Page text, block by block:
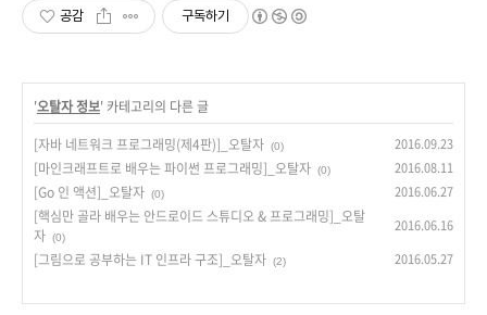
공감 구독하기
'오탈자 정보' 카테고리의 다른 글
[자바 네트워크 프로그래밍(제4판)]_오탈자 (0) 2016.09.23
[마인크래프트로 배우는 파이썬 프로그래밍]_오탈자 (0) 2016.08.11
[Go 인 액션]_오탈자 (0) 2016.06.27
[핵심만 골라 배우는 안드로이드 스튜디오 & 프로그래밍]_오탈
자 (0)
2016.06.16
[그림으로 공부하는 IT 인프라 구조]_오탈자 (2) 2016.05.27